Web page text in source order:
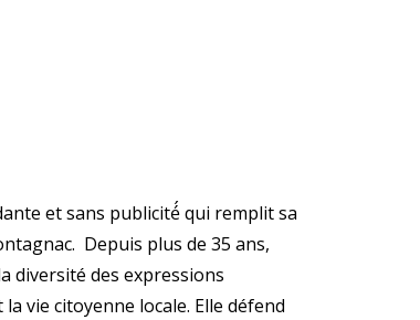
et sans publicité́ qui remplit sa
Depuis plus de 35 ans,
diversité des expressions
vie citoyenne locale. Elle défend